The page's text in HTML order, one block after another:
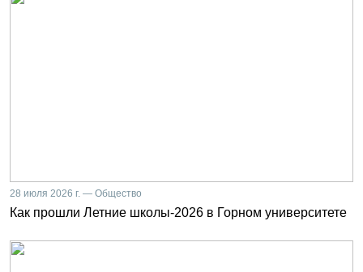
28 июля 2026 г. — Общество
Как прошли Летние школы-2026 в Горном университете